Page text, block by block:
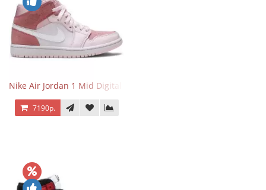
Nike Air Jordan 1 Mid Digital Pink
7190р.